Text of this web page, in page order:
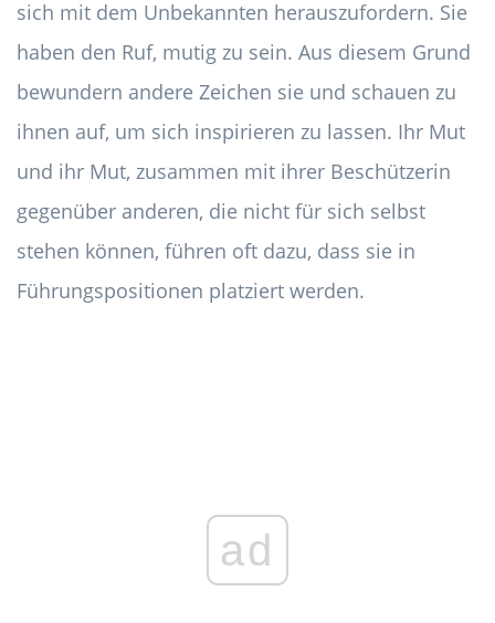
sich mit dem Unbekannten herauszufordern. Sie
haben den Ruf, mutig zu sein. Aus diesem Grund
bewundern andere Zeichen sie und schauen zu
ihnen auf, um sich inspirieren zu lassen. Ihr Mut
und ihr Mut, zusammen mit ihrer Beschützerin
gegenüber anderen, die nicht für sich selbst
stehen können, führen oft dazu, dass sie in
Führungspositionen platziert werden.
ad